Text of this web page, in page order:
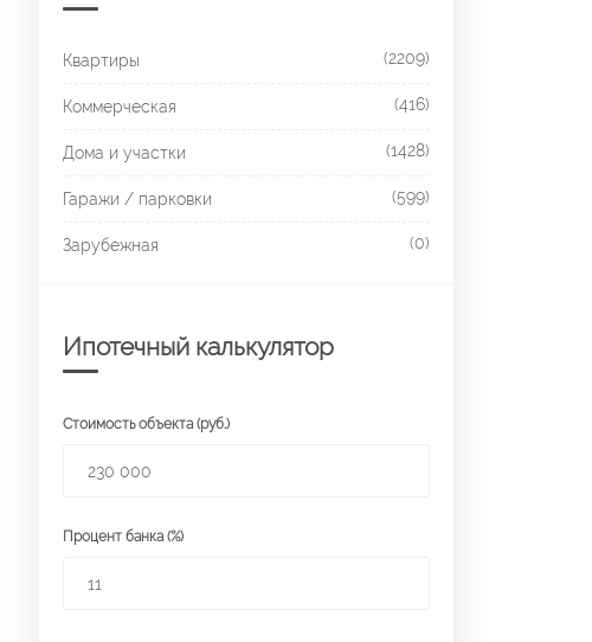
Квартиры (2209)
Коммерческая (416)
Дома и участки (1428)
Гаражи / парковки (599)
Зарубежная (0)
Ипотечный калькулятор
Стоимость объекта (руб.)
Процент банка (%)